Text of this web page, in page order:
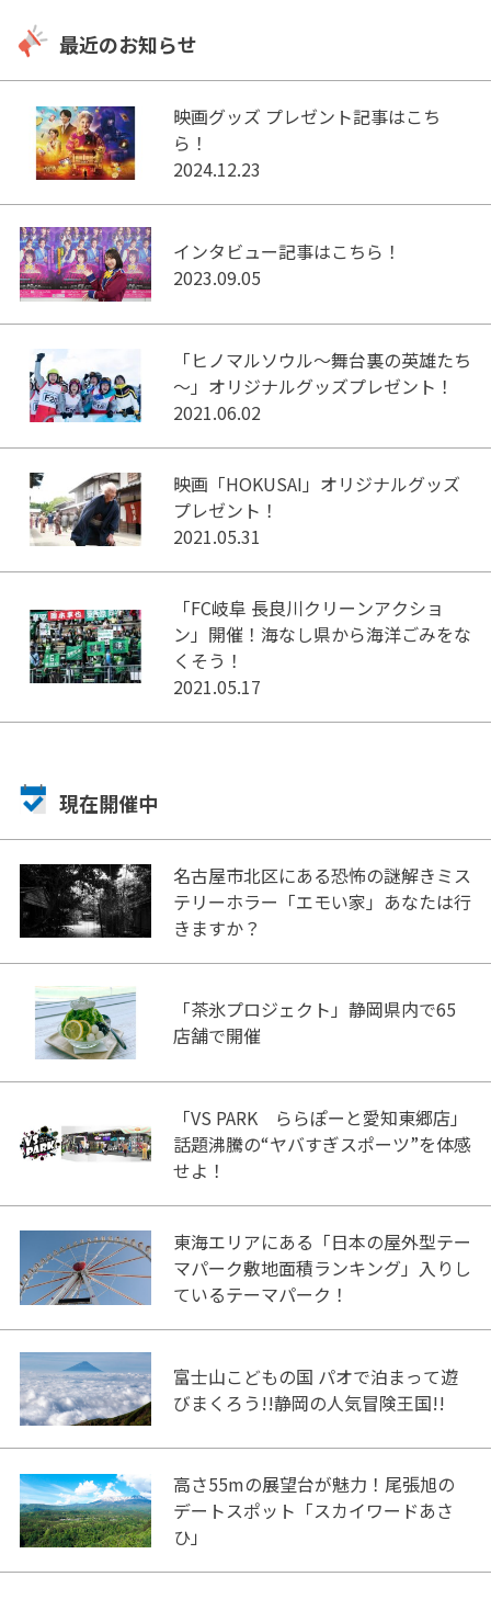
最近のお知らせ
映画グッズ プレゼント記事はこち
ら！
2024.12.23
インタビュー記事はこちら！
2023.09.05
「ヒノマルソウル～舞台裏の英雄たち
～」オリジナルグッズプレゼント！
2021.06.02
映画「HOKUSAI」オリジナルグッズ
プレゼント！
2021.05.31
「FC岐阜 長良川クリーンアクショ
ン」開催！海なし県から海洋ごみをな
くそう！
2021.05.17
現在開催中
名古屋市北区にある恐怖の謎解きミス
テリーホラー「エモい家」あなたは行
きますか？
「茶氷プロジェクト」静岡県内で65
店舗で開催
「VS PARK ららぽーと愛知東郷店」
話題沸騰の“ヤバすぎスポーツ”を体感
せよ！
東海エリアにある「日本の屋外型テー
マパーク敷地面積ランキング」入りし
ているテーマパーク！
富士山こどもの国 パオで泊まって遊
びまくろう!!静岡の人気冒険王国!!
高さ55mの展望台が魅力！尾張旭の
デートスポット「スカイワードあさ
ひ」